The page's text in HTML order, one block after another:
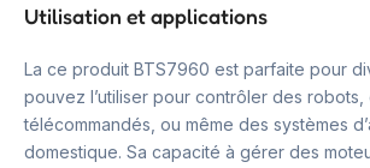
Utilisation et applications
La ce produit BTS7960 est parfaite pour
pouvez l’utiliser pour contrôler des robots,
télécommandés, ou même des systèmes
domestique. Sa capacité à gérer des